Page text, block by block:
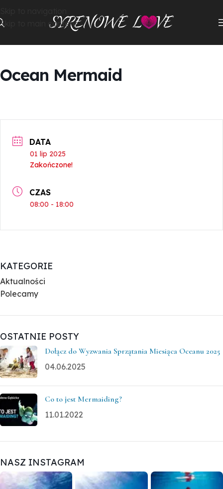
Skip to main content
Ocean Mermaid
DATA
01 lip 2025
Zakończone!
CZAS
08:00 - 18:00
KATEGORIE
Aktualności
Polecamy
OSTATNIE POSTY
Dołącz do Wyzwania Sprzątania Miesiąca Oceanu 2025
04.06.2025
Co to jest Mermaiding?
11.01.2022
NASZ INSTAGRAM